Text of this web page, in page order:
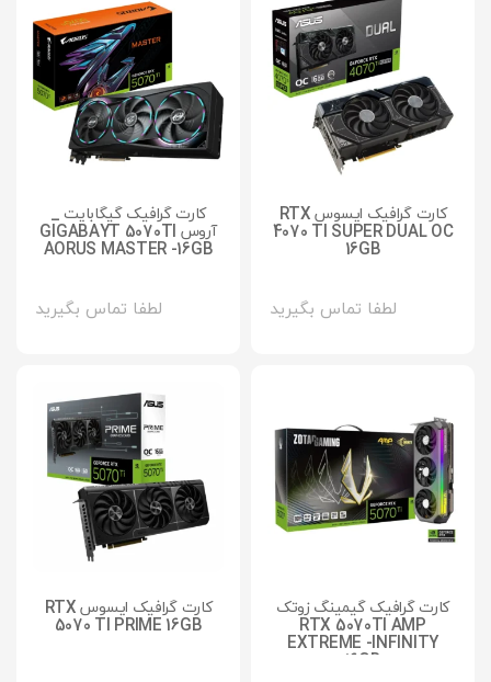
کارت گرافیک ایسوس RTX
4070 TI SUPER DUAL OC
16GB
لطفا تماس بگیرید
کارت گرافیک گیگابایت _
آروس GIGABAYT 5070TI
AORUS MASTER -16GB
لطفا تماس بگیرید
کارت گرافیک گیمینگ زوتک
RTX 5070TI AMP
EXTREME -INFINITY
16GB
کارت گرافیک ایسوس RTX
5070 TI PRIME 16GB